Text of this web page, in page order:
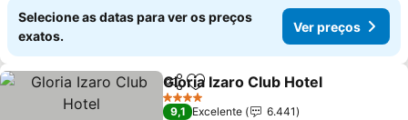
Selecione as datas para ver os preços
exatos.
Ver preços
PartilharAdicionar aos favoritos
Gloria Izaro Club Hotel
4 Estrelas
9,1 Excelente
6.441